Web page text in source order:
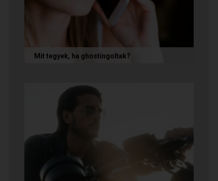
Mit tegyek, ha ghostingoltak?